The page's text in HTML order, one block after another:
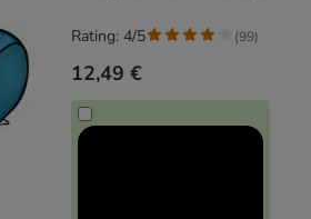
12,49 €
Rating: 4/5 (99)